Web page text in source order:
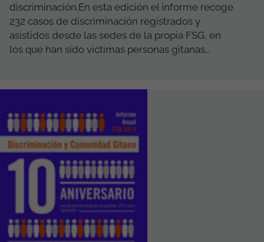
discriminación.En esta edición el informe recoge
232 casos de discriminación registrados y
asistidos desde las sedes de la propia FSG, en
los que han sido víctimas personas gitanas...